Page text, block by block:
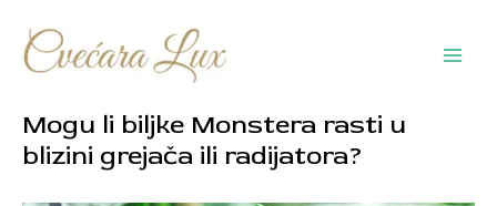
sadržaj
Mogu li biljke Monstera rasti u
blizini grejača ili radijatora?